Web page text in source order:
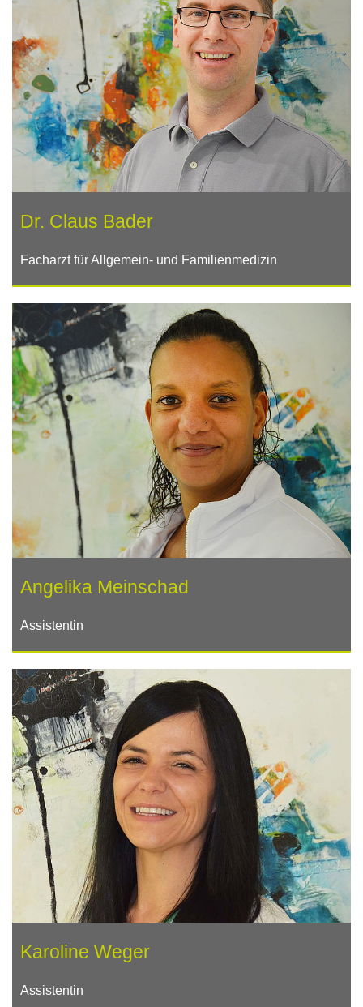
Dr. Claus Bader
Facharzt für Allgemein- und Familienmedizin
Angelika Meinschad
Assistentin
Karoline Weger
Assistentin